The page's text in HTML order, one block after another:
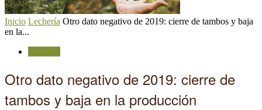
Inicio Lechería Otro dato negativo de 2019: cierre de tambos y baja
en la...
Otro dato negativo de 2019: cierre de
tambos y baja en la producción